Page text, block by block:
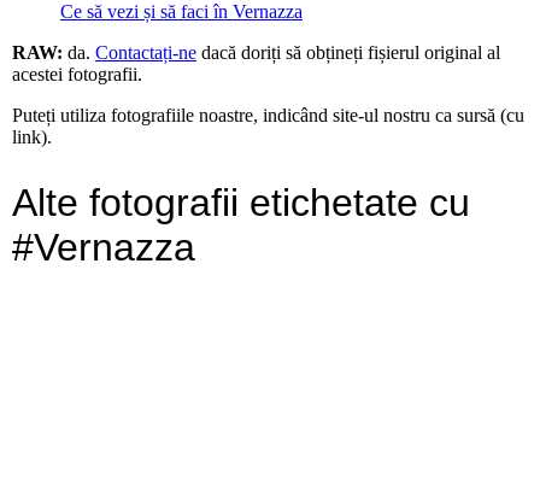
Ce să vezi și să faci în Vernazza
RAW: da. Contactați-ne dacă doriți să obțineți fișierul original al
acestei fotografii.
Puteți utiliza fotografiile noastre, indicând site-ul nostru ca sursă (cu
link).
Alte fotografii etichetate cu
#Vernazza